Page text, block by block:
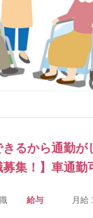
きるから通勤
集！】車通勤
給与 月給